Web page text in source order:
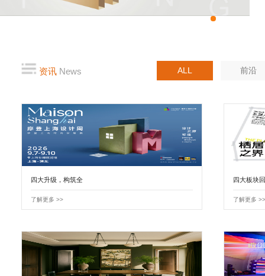
资讯News ALL 前沿
四大升级，构筑全
了解更多 >>
四大板块
了解更多